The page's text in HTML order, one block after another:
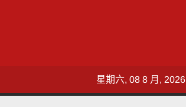
星期六, 08 8 月, 2026